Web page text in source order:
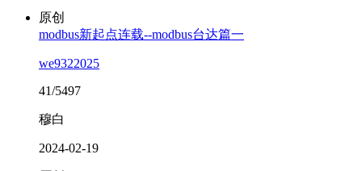
原创
modbus新起点连载--modbus台达篇一
we9322025
41/5497
穆白
2024-02-19